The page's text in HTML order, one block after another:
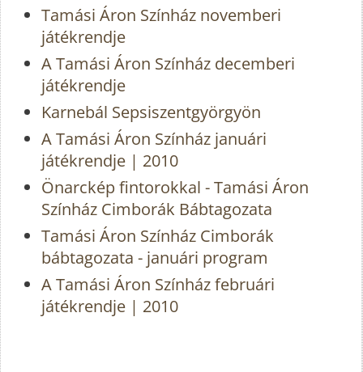
Tamási Áron Színház novemberi
játékrendje
A Tamási Áron Színház decemberi
játékrendje
Karnebál Sepsiszentgyörgyön
A Tamási Áron Színház januári
játékrendje | 2010
Önarckép fintorokkal - Tamási Áron
Színház Cimborák Bábtagozata
Tamási Áron Színház Cimborák
bábtagozata - januári program
A Tamási Áron Színház februári
játékrendje | 2010